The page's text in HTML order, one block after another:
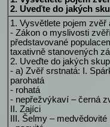
2. Uveďte do jakých
1. Vysvětlete pojem zvěř
- Zákon o myslivosti
představované
taxativně stanovených
2. Uveďte do jakých
- a) Zvěř srstnatá: I.
parohatá
- rohatá
- nepřežvýkaví – černá
II. Zajíci
III. Šelmy – medvědovité